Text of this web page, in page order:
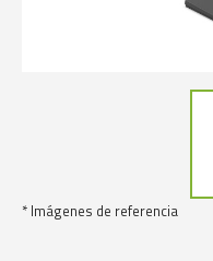
* Imágenes de referencia